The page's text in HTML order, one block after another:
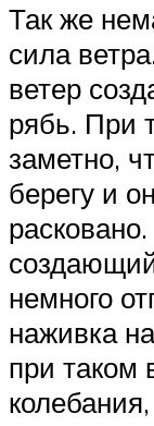
Так же
сила
ветер
рябь. При
заметно,
берегу и
немного
наживка
при таком